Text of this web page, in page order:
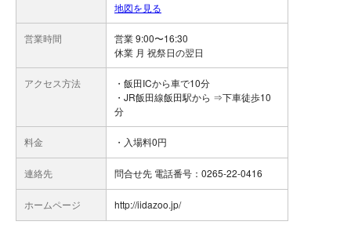
地図を見る
営業時間
営業 9:00〜16:30
休業 月 祝祭日の翌日
アクセス方法
・飯田ICから車で10分
・JR飯田線飯田駅から ⇒下車徒歩10
分
料金 ・入場料0円
連絡先 問合せ先 電話番号：0265-22-0416
ホームページ http://iidazoo.jp/